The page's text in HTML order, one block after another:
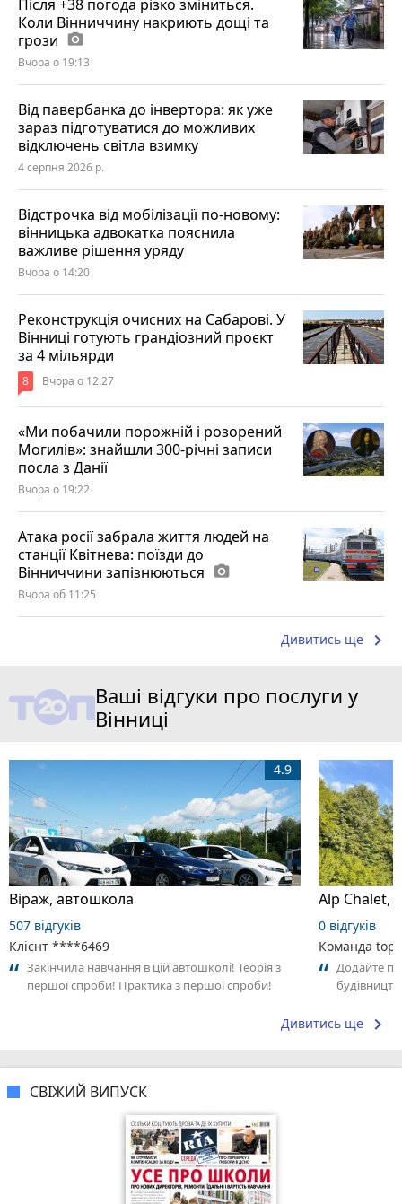
Після +38 погода різко зміниться.
Коли Вінниччину накриють дощі та
грози photo_camera
Вчора о 19:13
Від павербанка до інвертора: як уже
зараз підготуватися до можливих
відключень світла взимку
4 серпня 2026 р.
Відстрочка від мобілізації по-новому:
вінницька адвокатка пояснила
важливе рішення уряду
Вчора о 14:20
Реконструкція очисних на Сабарові. У
Вінниці готують грандіозний проєкт
за 4 мільярди
8 Вчора о 12:27
«Ми побачили порожній і розорений
Могилів»: знайшли 300-річні записи
посла з Данії
Вчора о 19:22
Атака росії забрала життя людей на
станції Квітнева: поїзди до
Вінниччини запізнюються photo_camera
Вчора об 11:25
Дивитись ще keyboard_arrow_right
Ваші відгуки про послуги у
Вінниці
Віраж, автошкола
4.9
507 відгуків
Клієнт ****6469
Закінчила навчання в цій автошколі! Теорія з
першої спроби! Практика з першої спроби!
0 відгуків
Команда
Додайте
Дивитись ще keyboard_arrow_right
СВІЖИЙ ВИПУСК